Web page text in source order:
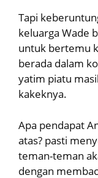
Tapi
keluarga Wade
untuk bertemu
berada dalam
yatim piatu
kakeknya.
Apa pendapat
atas? pasti
teman-teman
dengan